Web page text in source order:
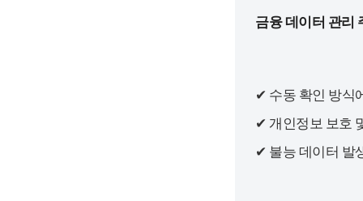
금융 데이터 관리
✔ 수동 확인 방식
✔ 개인정보 보호
✔ 불능 데이터 발